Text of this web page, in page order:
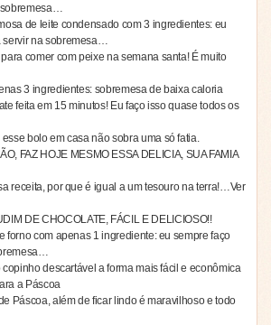
de leite condensado com 3 ingredientes: eu
servir na sobremesa…
comer com peixe na semana santa! É muito
3 ingredientes: sobremesa de baixa caloria
feita em 15 minutos! Eu faço isso quase todos os
bolo em casa não sobra uma só fatia.
FAZ HOJE MESMO ESSA DELICIA, SUA FAMIA
receita, por que é igual a um tesouro na terra!…Ver
DE CHOCOLATE, FÁCIL E DELICIOSO!!
forno com apenas 1 ingrediente: eu sempre faço
descartável a forma mais fácil e econômica
a Páscoa
Páscoa, além de ficar lindo é maravilhoso e todo